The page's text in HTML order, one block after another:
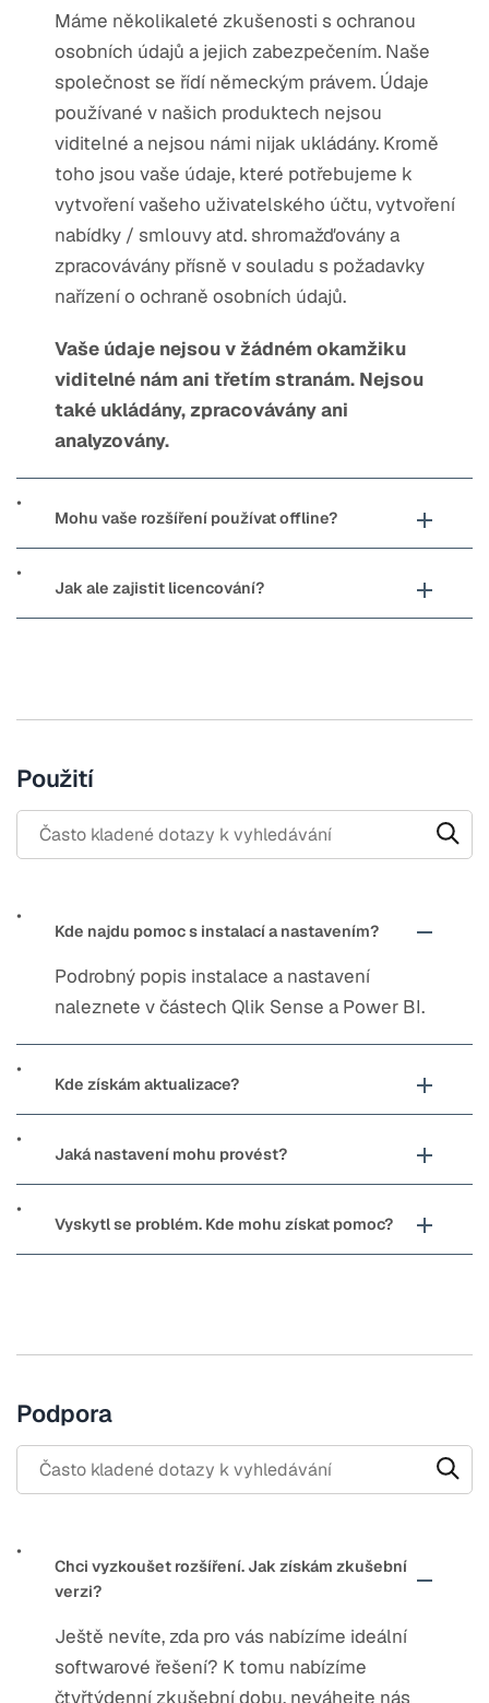
Máme několikaleté zkušenosti s ochranou
osobních údajů a jejich zabezpečením. Naše
společnost se řídí německým právem. Údaje
používané v našich produktech nejsou
viditelné a nejsou námi nijak ukládány. Kromě
toho jsou vaše údaje, které potřebujeme k
vytvoření vašeho uživatelského účtu, vytvoření
nabídky / smlouvy atd. shromažďovány a
zpracovávány přísně v souladu s požadavky
nařízení o ochraně osobních údajů.
Vaše údaje nejsou v žádném okamžiku
viditelné nám ani třetím stranám. Nejsou
také ukládány, zpracovávány ani
analyzovány.
Mohu vaše rozšíření používat offline?
Jak ale zajistit licencování?
Použití
Search through FAQ items. Results will update as you type.
Kde najdu pomoc s instalací a nastavením?
Podrobný popis instalace a nastavení
naleznete v částech Qlik Sense a Power BI.
Kde získám aktualizace?
Jaká nastavení mohu provést?
Vyskytl se problém. Kde mohu získat pomoc?
Podpora
Search through FAQ items. Results will update as you type.
Chci vyzkoušet rozšíření. Jak získám zkušební
verzi?
Ještě nevíte, zda pro vás nabízíme ideální
softwarové řešení? K tomu nabízíme
čtyřtýdenní zkušební dobu, neváhejte nás